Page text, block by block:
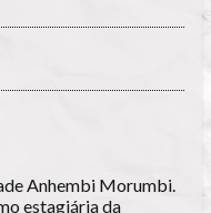
Anhembi Morumbi.
estagiária da